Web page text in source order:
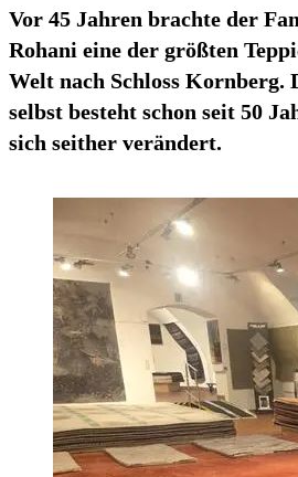
Vor 45 Jahren brachte der
Rohani eine der größten
Welt nach Schloss Kornberg.
selbst besteht schon seit 50
sich seither verändert.